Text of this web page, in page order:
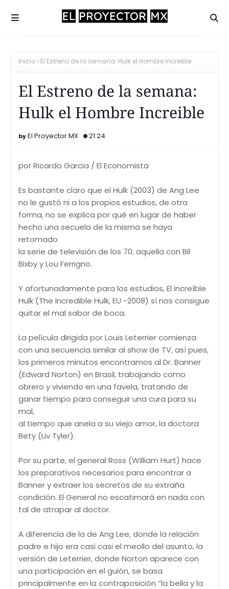
Inicio El Estreno de la semana: Hulk el Hombre Increible
El Estreno de la semana:
Hulk el Hombre Increible
El Proyector MX 21:24
por Ricardo Garcia / El Economista
Es bastante claro que el Hulk (2003) de Ang Lee
no le gustó ni a los propios estudios, de otra
forma, no se explica por qué en lugar de haber
hecho una secuela de la misma se haya
retomado
la serie de televisión de los 70, aquella con Bil
Bixby y Lou Ferrigno.
Y afortunadamente para los estudios, El increíble
Hulk (The Incredible Hulk, EU -2008) sí nos consigue
quitar el mal sabor de boca.
La película dirigida por Louis Leterrier comienza
con una secuencia similar al show de TV, así pues,
los primeros minutos encontramos al Dr. Banner
(Edward Norton) en Brasil, trabajando como
obrero y viviendo en una favela, tratando de
ganar tiempo para conseguir una cura para su
mal,
al tiempo que anela a su viejo amor, la doctora
Bety (Liv Tyler).
Por su parte, el general Ross (William Hurt) hace
los preparativos necesarios para encontrar a
Banner y extraer los secretos de su extraña
condición. El General no escatimará en nada con
tal de atrapar al doctor.
A diferencia de la de Ang Lee, donde la relación
padre e hijo era casi casi el meollo del asunto, la
versión de Leterrier, donde Norton aparece con
una participación en el guión, se basa
principalmente en la contraposición “la bella y la